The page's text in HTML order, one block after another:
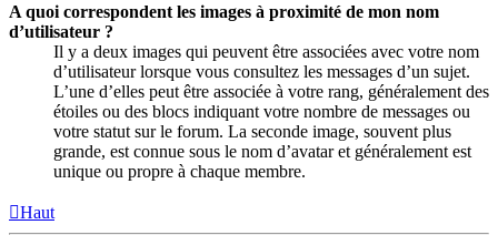
A quoi correspondent les images à proximité de mon nom
d’utilisateur ?
Il y a deux images qui peuvent être associées avec votre nom
d’utilisateur lorsque vous consultez les messages d’un sujet.
L’une d’elles peut être associée à votre rang, généralement des
étoiles ou des blocs indiquant votre nombre de messages ou
votre statut sur le forum. La seconde image, souvent plus
grande, est connue sous le nom d’avatar et généralement est
unique ou propre à chaque membre.
Haut